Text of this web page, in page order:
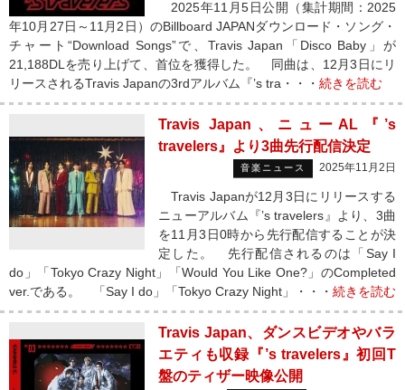
2025年11月5日公開（集計期間：2025
年10月27日～11月2日）のBillboard JAPANダウンロード・ソング・
チャート“Download Songs”で、Travis Japan「Disco Baby」が
21,188DLを売り上げて、首位を獲得した。 同曲は、12月3日にリ
リースされるTravis Japanの3rdアルバム『’s tra・・・ 続きを読む
Travis Japan、ニューAL『’s
travelers』より3曲先行配信決定
音楽ニュース 2025年11月2日
Travis Japanが12月3日にリリースする
ニューアルバム『’s travelers』より、3曲
を11月3日0時から先行配信することが決
定した。 先行配信されるのは「Say I
do」「Tokyo Crazy Night」「Would You Like One?」のCompleted
ver.である。 「Say I do」「Tokyo Crazy Night」・・・ 続きを読む
Travis Japan、ダンスビデオやバラ
エティも収録『’s travelers』初回T
盤のティザー映像公開